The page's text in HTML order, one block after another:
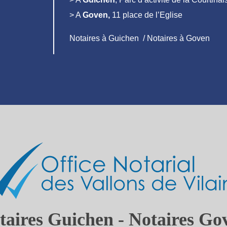
> AGoven, 11 place de l’Eglise
Notaires à Guichen / Notaires à Goven
Guichen - Notaires